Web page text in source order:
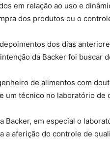
em relação ao uso e
dos produtos ou o
dos dias
da Backer foi buscar
de alimentos com
um técnico no laboratório
em especial o
aferição do controle de